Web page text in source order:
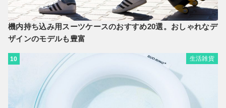
機内持ち込み用スーツケースのおすすめ20選。おしゃれなデ
ザインのモデルも豊富
10 生活雑貨